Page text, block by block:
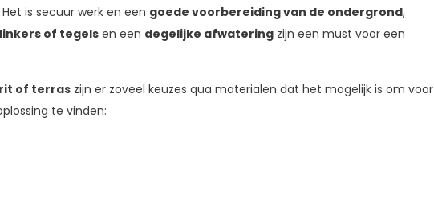
is secuur werk en een goede voorbereiding van de ondergrond,
of tegelsen een degelijke afwateringzijn een must voor een
of terraszijn er zoveel keuzes qua materialen dat het mogelijk is om voor
te vinden: